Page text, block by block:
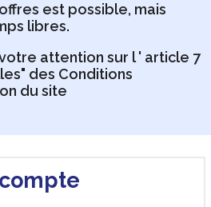
est possible, mais
libres.
attention sur l ' article 7
des Conditions
du site